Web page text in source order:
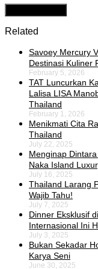
Related
Savoey Mercury
Destinasi Kuliner
February 5, 2026
TAT Luncurkan
Lalisa LISA
Thailand
February 1, 2026
Menikmati Cita
Thailand
July 22, 2025
Menginap
Naka Island
July 16, 2025
Thailand Larang
Wajib Tahu!
July 7, 2025
Dinner Eksklusif
Internasional Ini
July 3, 2025
Bukan Sekadar
Karya Seni
June 30, 2025